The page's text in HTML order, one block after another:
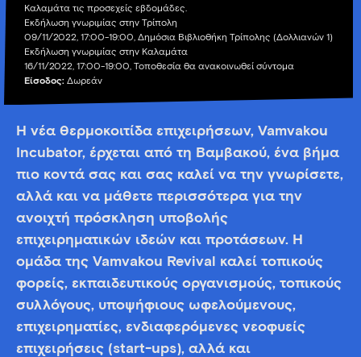
Καλαμάτα τις προσεχείς εβδομάδες.
Εκδήλωση γνωριμίας στην Τρίπολη
09/11/2022, 17:00-19:00, Δημόσια Βιβλιοθήκη Τρίπολης (Δολλιανών 1)
Εκδήλωση γνωριμίας στην Καλαμάτα
16/11/2022, 17:00-19:00, Τοποθεσία θα ανακοινωθεί σύντομα
Είσοδος: Δωρεάν
Η νέα θερμοκοιτίδα επιχειρήσεων, Vamvakou
Incubator, έρχεται από τη Βαμβακού, ένα βήμα
πιο κοντά σας και σας καλεί να την γνωρίσετε,
αλλά και να μάθετε περισσότερα για την
ανοιχτή πρόσκληση υποβολής
επιχειρηματικών ιδεών και προτάσεων. Η
ομάδα της Vamvakou Revival καλεί τοπικούς
φορείς, εκπαιδευτικούς οργανισμούς, τοπικούς
συλλόγους, υποψήφιους ωφελούμενους,
επιχειρηματίες, ενδιαφερόμενες νεοφυείς
επιχειρήσεις (start-ups), αλλά και